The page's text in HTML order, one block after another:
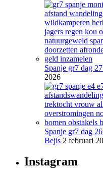
Spanje gr7 dag
2026
Spanje gr7 dag
Bejis 2 februari
Instagram